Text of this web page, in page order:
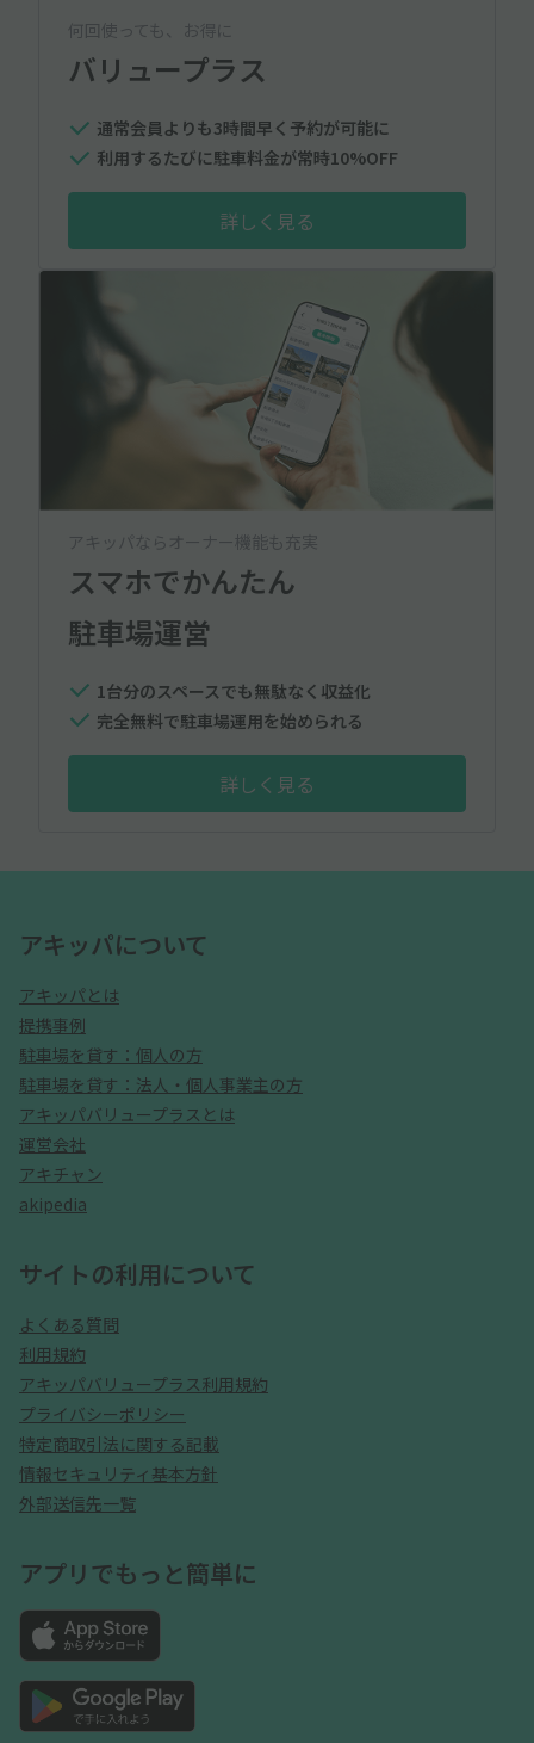
何回使っても、お得に
バリュープラス
通常会員よりも3時間早く予約が可能に
利用するたびに駐車料金が常時10%OFF
詳しく見る
アキッパならオーナー機能も充実
スマホでかんたん
駐車場運営
1台分のスペースでも無駄なく収益化
完全無料で駐車場運用を始められる
詳しく見る
アキッパについて
アキッパとは
提携事例
駐車場を貸す：個人の方
駐車場を貸す：法人・個人事業主の方
アキッパバリュープラスとは
運営会社
アキチャン
akipedia
サイトの利用について
よくある質問
利用規約
アキッパバリュープラス利用規約
プライバシーポリシー
特定商取引法に関する記載
情報セキュリティ基本方針
外部送信先一覧
アプリでもっと簡単に